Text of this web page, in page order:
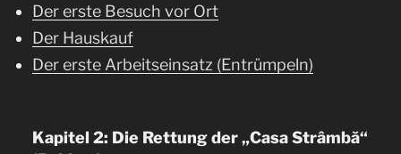
Der erste Besuch vor Ort
Der Hauskauf
Der erste Arbeitseinsatz (Entrümpeln)
Kapitel 2: Die Rettung der „Casa Strâmbă“